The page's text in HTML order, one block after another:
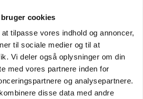
cookies
tilpasse vores indhold og annoncer,
til sociale medier og til at
Vi deler også oplysninger om din
med vores partnere inden for
og analysepartnere.
disse data med andre
nye regler øger landbobanks
kan give anledning til et nyt